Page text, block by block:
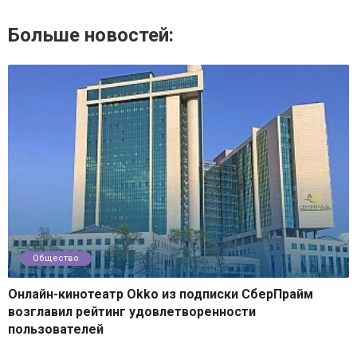
Больше новостей:
Общество
Онлайн-кинотеатр Okko из подписки СберПрайм
возглавил рейтинг удовлетворенности
пользователей